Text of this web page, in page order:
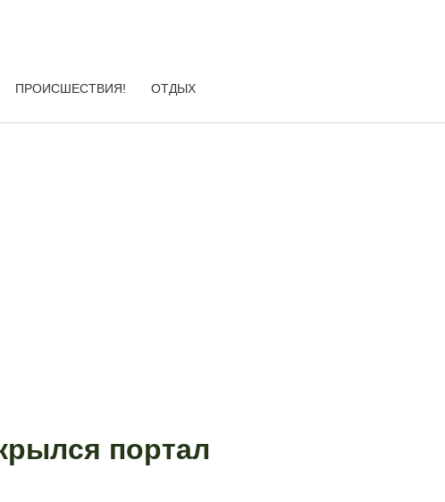
ПРОИСШЕСТВИЯ! ОТДЫХ
портал